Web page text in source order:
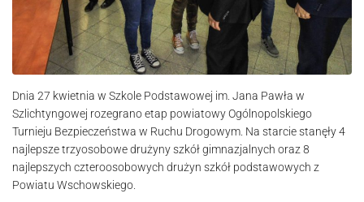
Dnia 27 kwietnia w Szkole Podstawowej im. Jana Pawła w
Szlichtyngowej rozegrano etap powiatowy Ogólnopolskiego
Turnieju Bezpieczeństwa w Ruchu Drogowym. Na starcie stanęły 4
najlepsze trzyosobowe drużyny szkół gimnazjalnych oraz 8
najlepszych czteroosobowych drużyn szkół podstawowych z
Powiatu Wschowskiego.